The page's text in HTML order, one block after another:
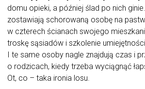
domu opieki, a później ślad po nich
zostawiają schorowaną osobę na
w czterech ścianach swojego
troskę sąsiadów i szkolenie
I te same osoby nagle znajdują czas i
o rodzicach, kiedy trzeba wyciągnąć
Ot, co – taka ironia losu.